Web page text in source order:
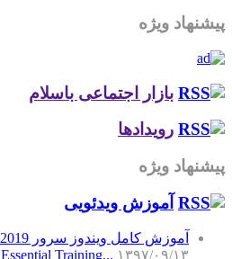
پیشنهاد ویژه
بازار اجتماعی باسلام
رویدادها
پیشنهاد ویژه
آموزش‌ ویدئویی
Essential Training... ۱۳۹۷/۰۹/۱۳